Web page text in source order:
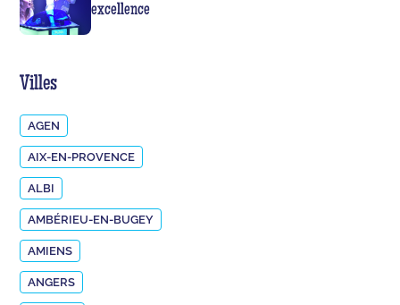
excellence
Villes
AGEN
AIX-EN-PROVENCE
ALBI
AMBÉRIEU-EN-BUGEY
AMIENS
ANGERS